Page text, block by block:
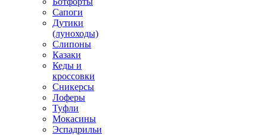
Сапоги
Дутики
(луноходы)
Слипоны
Казаки
Кеды и
кроссовки
Сникерсы
Лоферы
Туфли
Мокасины
Эспадрильи